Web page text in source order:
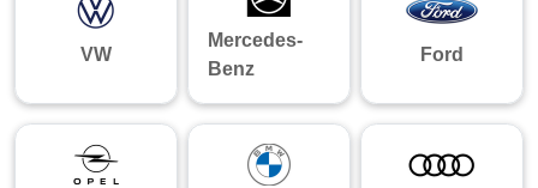
VW
Mercedes-
Benz
Ford